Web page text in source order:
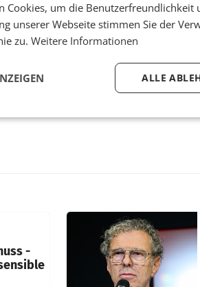
-
Cookies, um die Benutzerfreundlichkeit
unserer Webseite stimmen Sie der
zu. Weitere Informationen
ALLE